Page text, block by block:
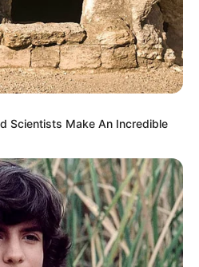
sat in the front row.
lap and her face was
in her eyes anymore.
Scientists Make An Incredible